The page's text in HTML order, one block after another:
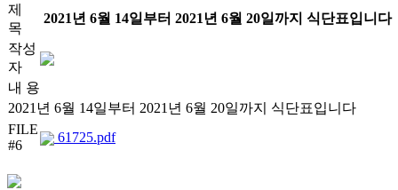
제
목
2021년 6월 14일부터 2021년 6월 20일까지 식단표입니다
작성
자
내 용
2021년 6월 14일부터 2021년 6월 20일까지 식단표입니다
FILE
#6
61725.pdf